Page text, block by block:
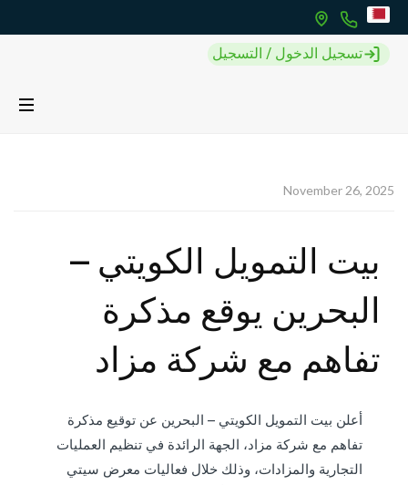
تسجيل الدخول / التسجيل
November 26, 2025
بيت التمويل الكويتي –
البحرين يوقع مذكرة
تفاهم مع شركة مزاد
أعلن بيت التمويل الكويتي – البحرين عن توقيع مذكرة
تفاهم مع شركة مزاد، الجهة الرائدة في تنظيم العمليات
التجارية والمزادات، وذلك خلال فعاليات معرض سيتي